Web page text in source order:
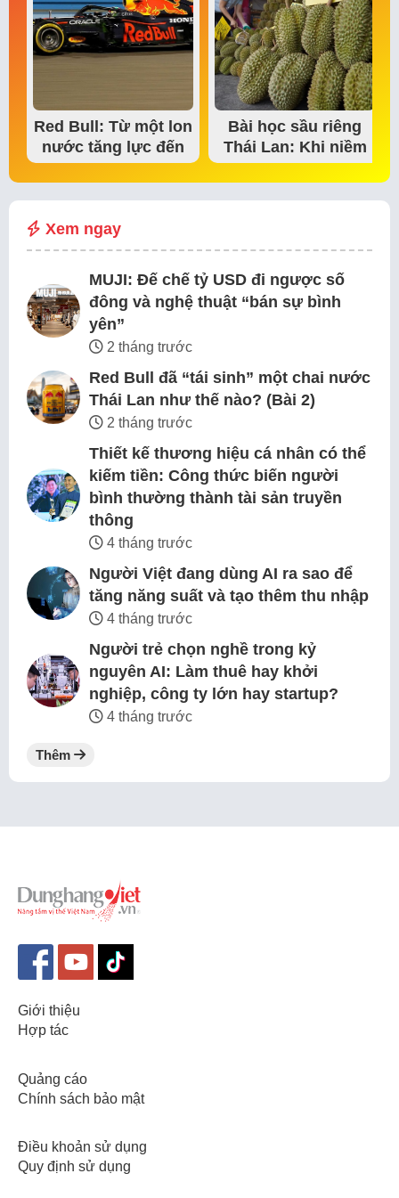
Red Bull: Từ một lon
nước tăng lực đến
đế chế thể…
Bài học sầu riêng
Thái Lan: Khi niềm
tin thị trường bắt…
Xem ngay
MUJI: Đế chế tỷ USD đi ngược số
đông và nghệ thuật “bán sự bình
yên”
2 tháng trước
Red Bull đã “tái sinh” một chai nước
Thái Lan như thế nào? (Bài 2)
2 tháng trước
Thiết kế thương hiệu cá nhân có thể
kiếm tiền: Công thức biến người
bình thường thành tài sản truyền
thông
4 tháng trước
Người Việt đang dùng AI ra sao để
tăng năng suất và tạo thêm thu nhập
4 tháng trước
Người trẻ chọn nghề trong kỷ
nguyên AI: Làm thuê hay khởi
nghiệp, công ty lớn hay startup?
4 tháng trước
Thêm
Giới thiệu
Hợp tác
Quảng cáo
Chính sách bảo mật
Điều khoản sử dụng
Quy định sử dụng